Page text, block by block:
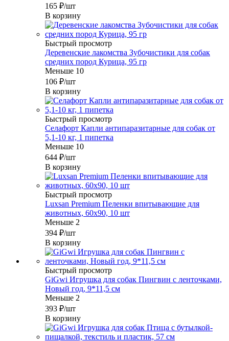
165 ₽/шт
В корзину
Быстрый просмотр
Деревенские лакомства Зубочистики для собак
средних пород Курица, 95 гр
Меньше 10
106 ₽/шт
В корзину
Быстрый просмотр
Селафорт Капли антипаразитарные для собак от
5,1-10 кг, 1 пипетка
Меньше 10
644 ₽/шт
В корзину
Быстрый просмотр
Luxsan Premium Пеленки впитывающие для
животных, 60х90, 10 шт
Меньше 2
394 ₽/шт
В корзину
Быстрый просмотр
GiGwi Игрушка для собак Пингвин с ленточками,
Новый год, 9*11,5 см
Меньше 2
393 ₽/шт
В корзину